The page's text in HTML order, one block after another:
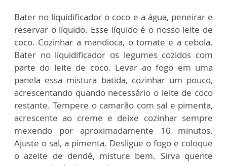
Bater no liquidificador o coco e a água, peneirar e
reservar o líquido. Esse líquido é o nosso leite de
coco. Cozinhar a mandioca, o tomate e a cebola.
Bater no liquidificador os legumes cozidos com
parte do leite de coco. Levar ao fogo em uma
panela essa mistura batida, cozinhar um pouco,
acrescentando quando necessário o leite de coco
restante. Tempere o camarão com sal e pimenta,
acrescente ao creme e deixe cozinhar sempre
mexendo por aproximadamente 10 minutos.
Ajuste o sal, a pimenta. Desligue o fogo e coloque
o azeite de dendê, misture bem. Sirva quente